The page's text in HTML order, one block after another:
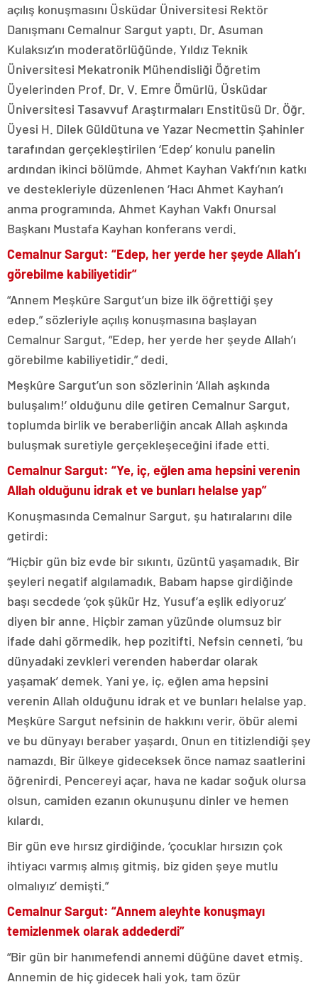
açılış konuşmasını Üsküdar Üniversitesi Rektör
Danışmanı Cemalnur Sargut yaptı. Dr. Asuman
Kulaksız’ın moderatörlüğünde, Yıldız Teknik
Üniversitesi Mekatronik Mühendisliği Öğretim
Üyelerinden Prof. Dr. V. Emre Ömürlü, Üsküdar
Üniversitesi Tasavvuf Araştırmaları Enstitüsü Dr. Öğr.
Üyesi H. Dilek Güldütuna ve Yazar Necmettin Şahinler
tarafından gerçekleştirilen ‘Edep’ konulu panelin
ardından ikinci bölümde, Ahmet Kayhan Vakfı’nın katkı
ve destekleriyle düzenlenen ‘Hacı Ahmet Kayhan’ı
anma programında, Ahmet Kayhan Vakfı Onursal
Başkanı Mustafa Kayhan konferans verdi.
Cemalnur Sargut: “Edep, her yerde her şeyde Allah’ı
görebilme kabiliyetidir”
“Annem Meşkûre Sargut’un bize ilk öğrettiği şey
edep.” sözleriyle açılış konuşmasına başlayan
Cemalnur Sargut, “Edep, her yerde her şeyde Allah’ı
görebilme kabiliyetidir.” dedi.
Meşkûre Sargut’un son sözlerinin ‘Allah aşkında
buluşalım!’ olduğunu dile getiren Cemalnur Sargut,
toplumda birlik ve beraberliğin ancak Allah aşkında
buluşmak suretiyle gerçekleşeceğini ifade etti.
Cemalnur Sargut: “Ye, iç, eğlen ama hepsini verenin
Allah olduğunu idrak et ve bunları helalse yap”
Konuşmasında Cemalnur Sargut, şu hatıralarını dile
getirdi:
“Hiçbir gün biz evde bir sıkıntı, üzüntü yaşamadık. Bir
şeyleri negatif algılamadık. Babam hapse girdiğinde
başı secdede ‘çok şükür Hz. Yusuf’a eşlik ediyoruz’
diyen bir anne. Hiçbir zaman yüzünde olumsuz bir
ifade dahi görmedik, hep pozitifti. Nefsin cenneti, ‘bu
dünyadaki zevkleri verenden haberdar olarak
yaşamak’ demek. Yani ye, iç, eğlen ama hepsini
verenin Allah olduğunu idrak et ve bunları helalse yap.
Meşkûre Sargut nefsinin de hakkını verir, öbür alemi
ve bu dünyayı beraber yaşardı. Onun en titizlendiği şey
namazdı. Bir ülkeye gideceksek önce namaz saatlerini
öğrenirdi. Pencereyi açar, hava ne kadar soğuk olursa
olsun, camiden ezanın okunuşunu dinler ve hemen
kılardı.
Bir gün eve hırsız girdiğinde, ‘çocuklar hırsızın çok
ihtiyacı varmış almış gitmiş, biz giden şeye mutlu
olmalıyız’ demişti.”
Cemalnur Sargut: “Annem aleyhte konuşmayı
temizlenmek olarak addederdi”
“Bir gün bir hanımefendi annemi düğüne davet etmiş.
Annemin de hiç gidecek hali yok, tam özür